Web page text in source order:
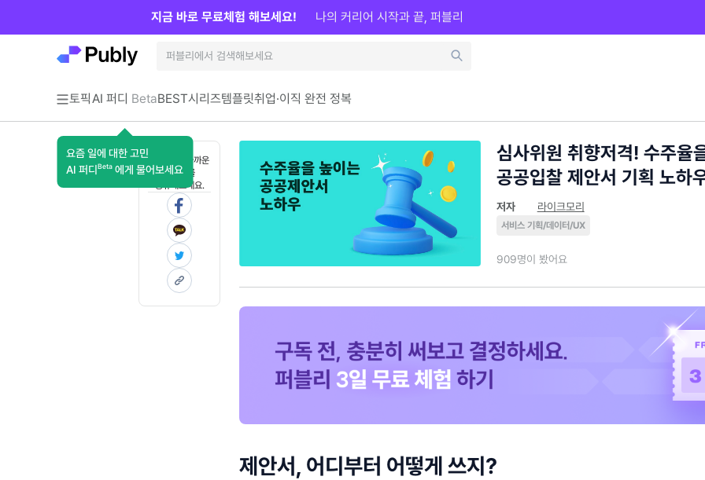
토픽AI 퍼디 Beta
요즘 일에 대한 고민
AI 퍼디 Beta 에게 물어보세요
BEST시리즈템플릿취업·이직 완전 정복
지금 바로 무료체험 해보세요! 나의 커리어 시작과 끝, 퍼블리
혼자 보기 아까운
콘텐츠를
공유해보세요.
심사위원 취향저격! 수주율
공공입찰 제안서 기획 노하
저자 라이크모리
서비스 기획/데이터/UX
909명이 봤어요
제안서, 어디부터 어떻게 쓰지?